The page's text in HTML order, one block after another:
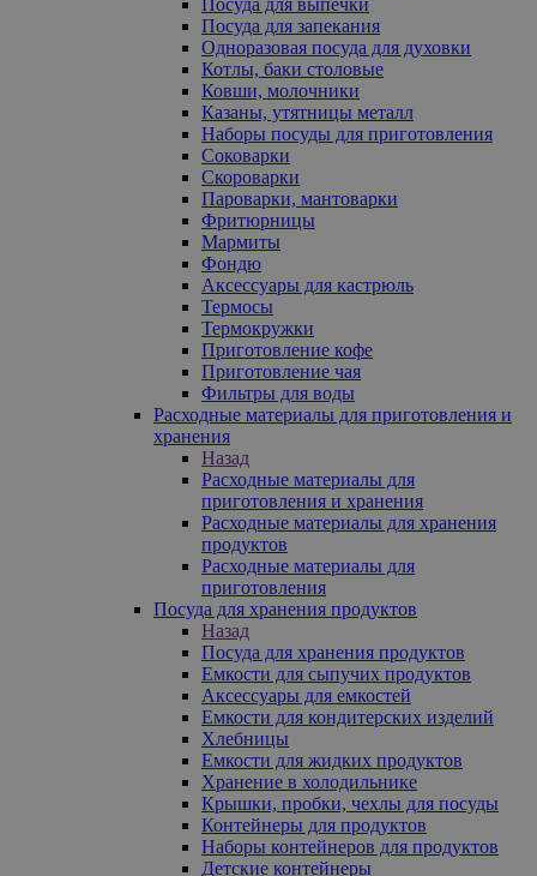
Посуда для запекания
Одноразовая посуда для духовки
Котлы, баки столовые
Ковши, молочники
Казаны, утятницы металл
Наборы посуды для приготовления
Соковарки
Скороварки
Пароварки, мантоварки
Фритюрницы
Мармиты
Фондю
Аксессуары для кастрюль
Термосы
Термокружки
Приготовление кофе
Приготовление чая
Фильтры для воды
Расходные материалы для приготовления и
хранения
Назад
Расходные материалы для
приготовления и хранения
Расходные материалы для хранения
продуктов
Расходные материалы для
приготовления
Посуда для хранения продуктов
Назад
Посуда для хранения продуктов
Емкости для сыпучих продуктов
Аксессуары для емкостей
Емкости для кондитерских изделий
Хлебницы
Емкости для жидких продуктов
Хранение в холодильнике
Крышки, пробки, чехлы для посуды
Контейнеры для продуктов
Наборы контейнеров для продуктов
Детские контейнеры